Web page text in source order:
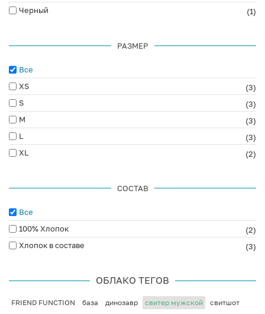
Черный
(1)
РАЗМЕР
Все
XS
(3)
S
(3)
M
(3)
L
(3)
XL
(2)
СОСТАВ
Все
100% Хлопок
(2)
Хлопок в составе
(3)
ОБЛАКО ТЕГОВ
FRIEND FUNCTION база динозавр свитер мужской свитшот